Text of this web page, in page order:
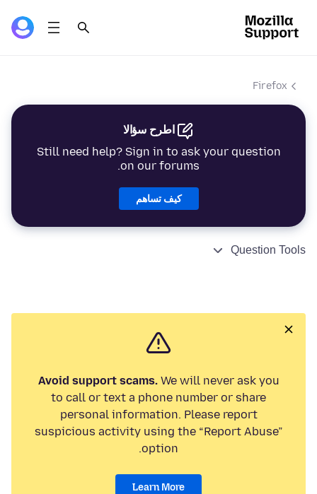
Firefox
اطرح سؤالا
Still need help? Sign in to ask your question
on our forums.
كيف تساهم
Question Tools
Avoid support scams.We will never ask you
to call or text a phone number or share
personal information. Please report
suspicious activity using the “Report Abuse”
option.
Learn More